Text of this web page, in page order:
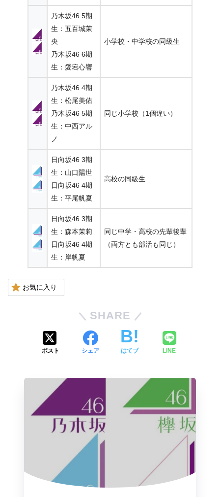
乃木坂46 5期
生：五百城茉
央
乃木坂46 6期
生：愛宕心響
小学校・中学校の同級生
乃木坂46 4期
生：松尾美佑
乃木坂46 5期
生：中西アル
ノ
同じ小学校（1個違い）
日向坂46 3期
生：山口陽世
日向坂46 4期
生：平尾帆夏
高校の同級生
日向坂46 3期
生：森本茉莉
日向坂46 4期
生：岸帆夏
同じ中学・高校の先輩後輩
（両方とも部活も同じ）
お気に入り
SHARE
ポスト シェア はてブ LINE